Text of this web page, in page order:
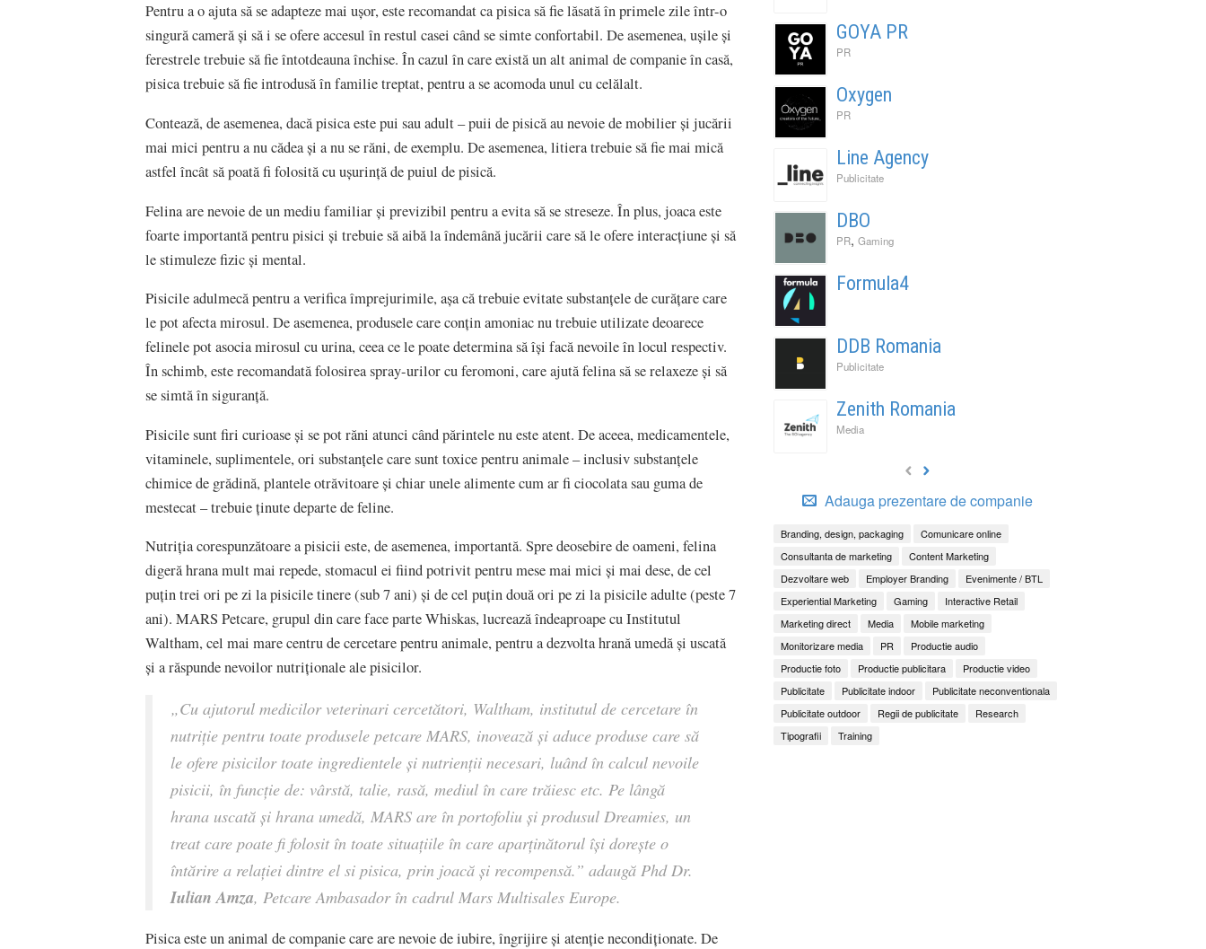
Pentru a o ajuta să se adapteze mai ușor, este recomandat ca pisica să fie lăsată în primele zile într-o
singură cameră și să i se ofere accesul în restul casei când se simte confortabil. De asemenea, ușile și
ferestrele trebuie să fie întotdeauna închise. În cazul în care există un alt animal de companie în casă,
pisica trebuie să fie introdusă în familie treptat, pentru a se acomoda unul cu celălalt.
Contează, de asemenea, dacă pisica este pui sau adult – puii de pisică au nevoie de mobilier și jucării
mai mici pentru a nu cădea și a nu se răni, de exemplu. De asemenea, litiera trebuie să fie mai mică
astfel încât să poată fi folosită cu ușurință de puiul de pisică.
Felina are nevoie de un mediu familiar și previzibil pentru a evita să se streseze. În plus, joaca este
foarte importantă pentru pisici și trebuie să aibă la îndemână jucării care să le ofere interacțiune și să
le stimuleze fizic și mental.
Pisicile adulmecă pentru a verifica împrejurimile, așa că trebuie evitate substanțele de curățare care
le pot afecta mirosul. De asemenea, produsele care conțin amoniac nu trebuie utilizate deoarece
felinele pot asocia mirosul cu urina, ceea ce le poate determina să își facă nevoile în locul respectiv.
În schimb, este recomandată folosirea spray-urilor cu feromoni, care ajută felina să se relaxeze și să
se simtă în siguranță.
Pisicile sunt firi curioase și se pot răni atunci când părintele nu este atent. De aceea, medicamentele,
vitaminele, suplimentele, ori substanțele care sunt toxice pentru animale – inclusiv substanțele
chimice de grădină, plantele otrăvitoare și chiar unele alimente cum ar fi ciocolata sau guma de
mestecat – trebuie ținute departe de feline.
Nutriția corespunzătoare a pisicii este, de asemenea, importantă. Spre deosebire de oameni, felina
digeră hrana mult mai repede, stomacul ei fiind potrivit pentru mese mai mici și mai dese, de cel
puțin trei ori pe zi la pisicile tinere (sub 7 ani) și de cel puțin două ori pe zi la pisicile adulte (peste 7
ani). MARS Petcare, grupul din care face parte Whiskas, lucrează îndeaproape cu Institutul
Waltham, cel mai mare centru de cercetare pentru animale, pentru a dezvolta hrană umedă și uscată
și a răspunde nevoilor nutriționale ale pisicilor.
„Cu ajutorul medicilor veterinari cercetători, Waltham, institutul de cercetare în
nutriție pentru toate produsele petcare MARS, inovează și aduce produse care să
le ofere pisicilor toate ingredientele și nutrienții necesari, luând în calcul nevoile
pisicii, în funcție de: vârstă, talie, rasă, mediul în care trăiesc etc. Pe lângă
hrana uscată și hrana umedă, MARS are în portofoliu și produsul Dreamies, un
treat care poate fi folosit în toate situațiile în care aparținătorul își dorește o
întărire a relației dintre el si pisica, prin joacă și recompensă.” adaugă Phd Dr.
Iulian Amza, Petcare Ambasador în cadrul Mars Multisales Europe.
Pisica este un animal de companie care are nevoie de iubire, îngrijire și atenție necondiționate. De
GOYA PR
PR
Oxygen
PR
Line Agency
Publicitate
DBO
PR, Gaming
Formula4
DDB Romania
Publicitate
Zenith Romania
Media
Adauga prezentare de companie
Branding, design, packaging
Comunicare online
Consultanta de marketing
Content Marketing
Dezvoltare web
Employer Branding
Evenimente / BTL
Experiential Marketing
Gaming
Interactive Retail
Marketing direct
Media
Mobile marketing
Monitorizare media
PR
Productie audio
Productie foto
Productie publicitara
Productie video
Publicitate
Publicitate indoor
Publicitate neconventionala
Publicitate outdoor
Regii de publicitate
Research
Tipografii
Training